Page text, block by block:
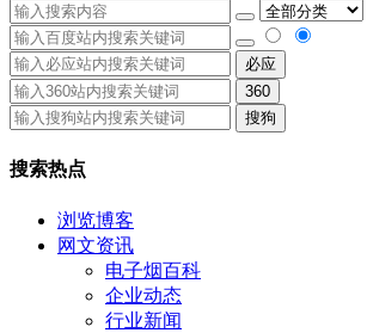
必应
360
搜狗
搜索热点
浏览博客
网文资讯
电子烟百科
企业动态
行业新闻